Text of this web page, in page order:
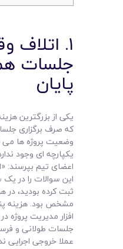
۱. اتلاف
جلسات
پایان
یکی از بزرگترین
که صرف برگزاری
وضعیت پروژه ها
یکپارچه ای وجود
اعضای تیم بپرسند:
این سوالات را در
ثبت کرده بودید،
مشخص بود. هزینه
افزار مدیریت پروژه
جلسات طولانی و
عملا خروجی اجرایی